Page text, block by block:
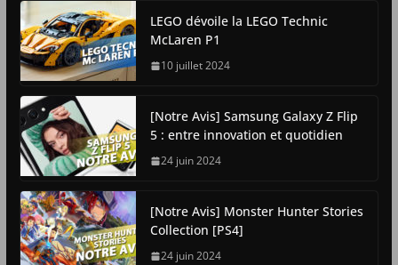
LEGO dévoile la LEGO Technic
McLaren P1
10 juillet 2024
[Notre Avis] Samsung Galaxy Z Flip
5 : entre innovation et quotidien
24 juin 2024
[Notre Avis] Monster Hunter Stories
Collection [PS4]
24 juin 2024